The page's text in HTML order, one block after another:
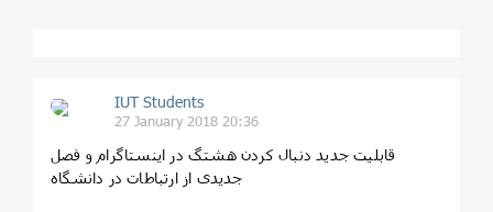
IUT Students
27 January 2018 20:36
قابلیت جدید دنبال کردن هشتگ در اینستاگرام و فصل
جدیدی از ارتباطات در دانشگاه